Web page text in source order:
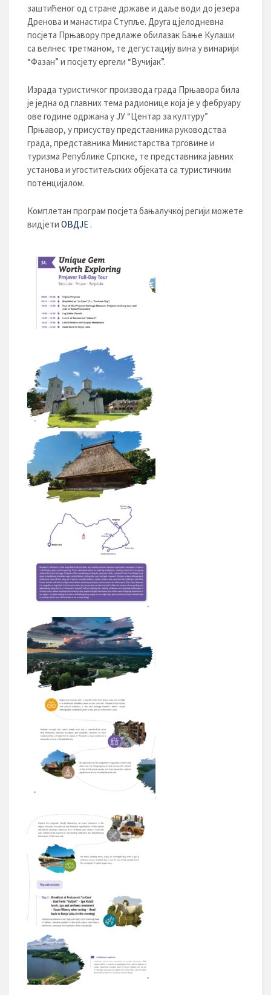
заштићеног од стране државе и даље води до језера
Дренова и манастира Ступље. Друга цјелодневна
посјета Прњавору предлаже обилазак Бање Кулаши
са велнес третманом, те дегустацију вина у винарији
“Фазан” и посјету ергели “Вучијак”.
Израда туристичког производа града Прњавора била
је једна од главних тема радионице која је у фебруару
ове године одржана у ЈУ “Центар за културу”
Прњавор, у присуству представника руководства
града, представника Министарства трговине и
туризма Републике Српске, те представника јавних
установа и угоститељских објеката са туристичким
потенцијалом.
Комплетан програм посјета бањалучкој регији можете
видјети ОВДЈЕ .